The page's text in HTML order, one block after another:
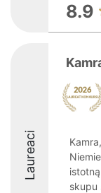
8.9
Laureaci
skupu